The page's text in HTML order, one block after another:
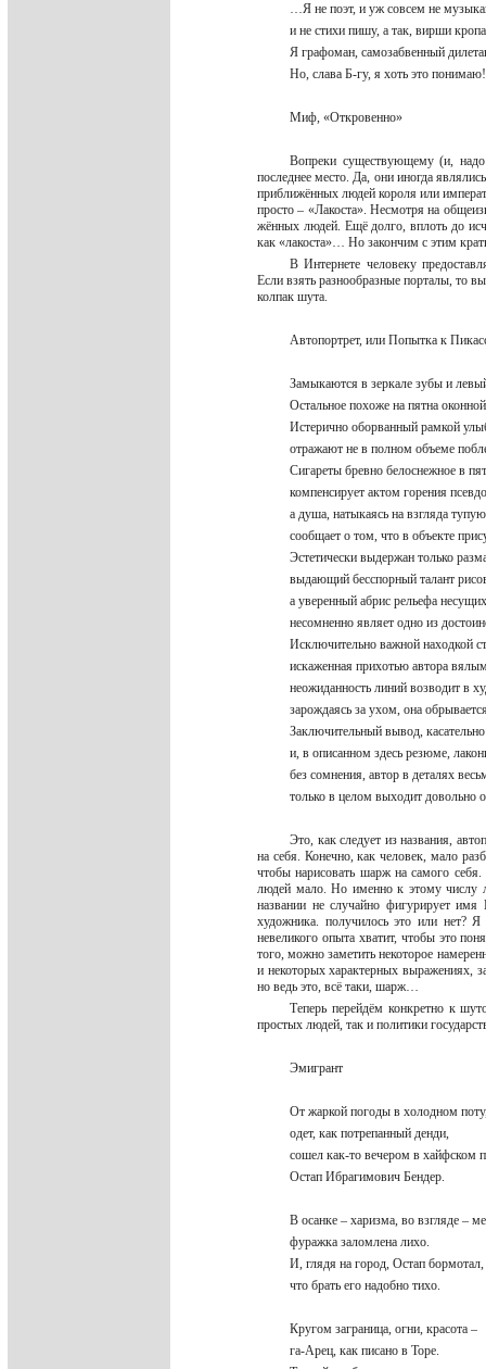
…Я не поэт, и уж совсем не
и не стихи пишу, а так, вирши
Я графоман, самозабвенный
Но, слава Б-гу, я хоть это
Миф, «Откровенно»
Вопреки существующему (и, надо
последнее место. Да, они иногда
приближённых людей короля или
просто – «Лакоста». Несмотря на
жённых людей. Ещё долго, вплоть до
как «лакоста»… Но закончим с этим
В Интернете человеку
Если взять разнообразные порталы, то
колпак шута.
Автопортрет, или Попытка к
Замыкаются в зеркале зубы и
Остальное похоже на пятна
Истерично оборванный рамкой
отражают не в полном объеме
Сигареты бревно белоснежное в
компенсирует актом горения
а душа, натыкаясь на взгляда
сообщает о том, что в объекте
Эстетически выдержан только
выдающий бесспорный талант
а уверенный абрис рельефа
несомненно являет одно из
Исключительно важной находкой
искаженная прихотью автора
неожиданность линий возводит в
зарождаясь за ухом, она
Заключительный вывод,
и, в описанном здесь резюме,
без сомнения, автор в деталях
только в целом выходит довольно
Это, как следует из названия,
на себя. Конечно, как человек, мало
чтобы нарисовать шарж на самого
людей мало. Но именно к этому числу
названии не случайно фигурирует
художника. получилось это или нет?
невеликого опыта хватит, чтобы это
того, можно заметить некоторое
и некоторых характерных выражениях,
но ведь это, всё таки, шарж…
Теперь перейдём конкретно к
простых людей, так и политики
Эмигрант
От жаркой погоды в холодном
одет, как потрепанный денди,
сошел как-то вечером в хайфском
Остап Ибрагимович Бендер.
В осанке – харизма, во взгляде –
фуражка заломлена лихо.
И, глядя на город, Остап
что брать его надобно тихо.
Кругом заграница, огни, красота –
га-Арец, как писано в Торе.